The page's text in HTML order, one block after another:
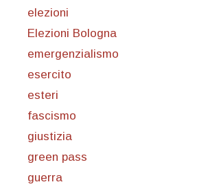
elezioni
Elezioni Bologna
emergenzialismo
esercito
esteri
fascismo
giustizia
green pass
guerra